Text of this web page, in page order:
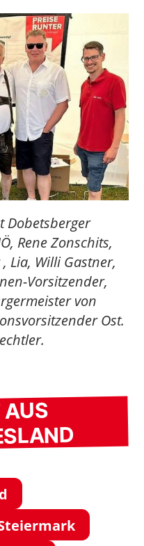
Dobetsberger
Rene Zonschits,
Lia, Willi Gastner,
Vorsitzender,
von
Ost.
AUS